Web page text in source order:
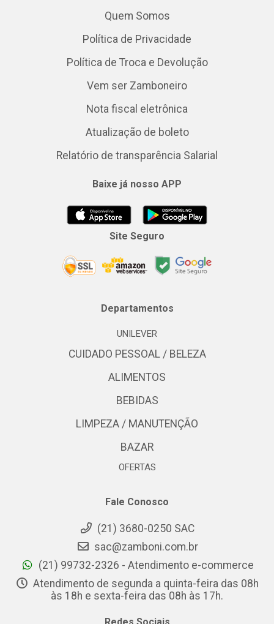
Quem Somos
Política de Privacidade
Política de Troca e Devolução
Vem ser Zamboneiro
Nota fiscal eletrônica
Atualização de boleto
Relatório de transparência Salarial
Baixe já nosso APP
Site Seguro
Departamentos
UNILEVER
CUIDADO PESSOAL / BELEZA
ALIMENTOS
BEBIDAS
LIMPEZA / MANUTENÇÃO
BAZAR
OFERTAS
Fale Conosco
(21) 3680-0250 SAC
sac@zamboni.com.br
(21) 99732-2326 - Atendimento e-commerce
Atendimento de segunda a quinta-feira das 08h
às 18h e sexta-feira das 08h às 17h.